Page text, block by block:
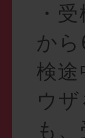
・
か
検
ウ
も